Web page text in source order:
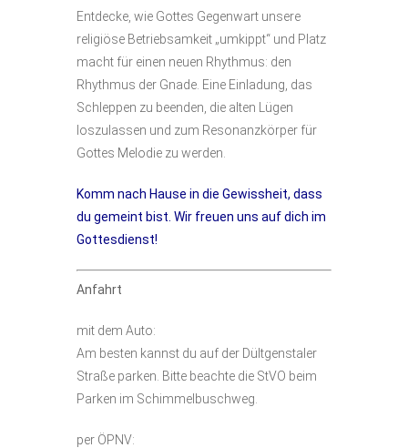
Entdecke, wie Gottes Gegenwart unsere
religiöse Betriebsamkeit „umkippt“ und Platz
macht für einen neuen Rhythmus: den
Rhythmus der Gnade. Eine Einladung, das
Schleppen zu beenden, die alten Lügen
loszulassen und zum Resonanzkörper für
Gottes Melodie zu werden.
Komm nach Hause in die Gewissheit, dass
du gemeint bist. Wir freuen uns auf dich im
Gottesdienst!
Anfahrt
mit dem Auto:
Am besten kannst du auf der Dültgenstaler
Straße parken. Bitte beachte die StVO beim
Parken im Schimmelbuschweg.
per ÖPNV: